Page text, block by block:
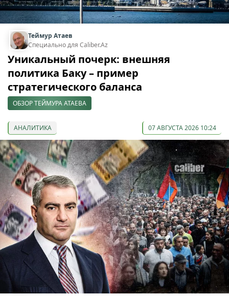
Теймур Атаев
Специально для Caliber.Az
Уникальный почерк: внешняя
политика Баку – пример
стратегического баланса
ОБЗОР ТЕЙМУРА АТАЕВА
АНАЛИТИКА 07 АВГУСТА 2026 10:24